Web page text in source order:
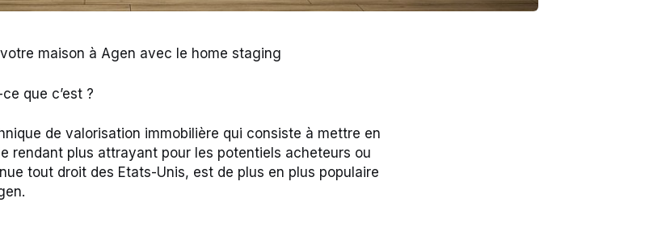
maison à Agen avec le home staging
que c’est ?
de valorisation immobilière qui consiste à mettre en
rendant plus attrayant pour les potentiels acheteurs ou
tout droit des Etats-Unis, est de plus en plus populaire